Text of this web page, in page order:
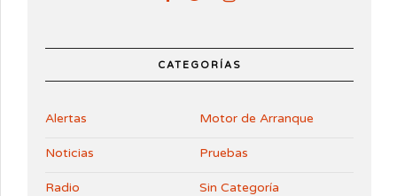
CATEGORÍAS
Alertas Motor de Arranque
Noticias Pruebas
Radio Sin Categoría